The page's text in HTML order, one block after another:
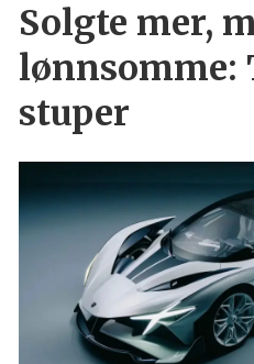
Solgte mer,
lønnsomme:
stuper